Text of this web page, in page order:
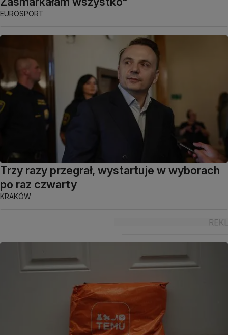
EUROSPORT
Trzy razy przegrał, wystartuje w wyborach
po raz czwarty
KRAKÓW